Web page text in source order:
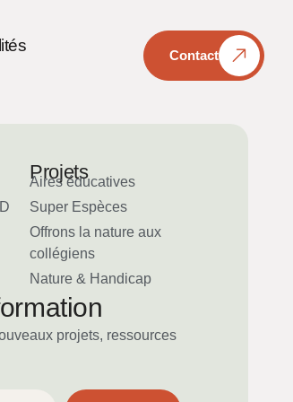
Contact
Projets
Aires éducatives
Super Espèces
Offrons la nature aux
collégiens
Nature & Handicap
projets, ressources